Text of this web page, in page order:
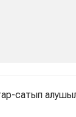
сатып